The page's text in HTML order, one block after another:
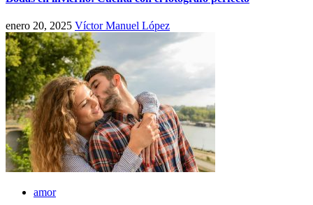
enero 20, 2025 Víctor Manuel López
amor